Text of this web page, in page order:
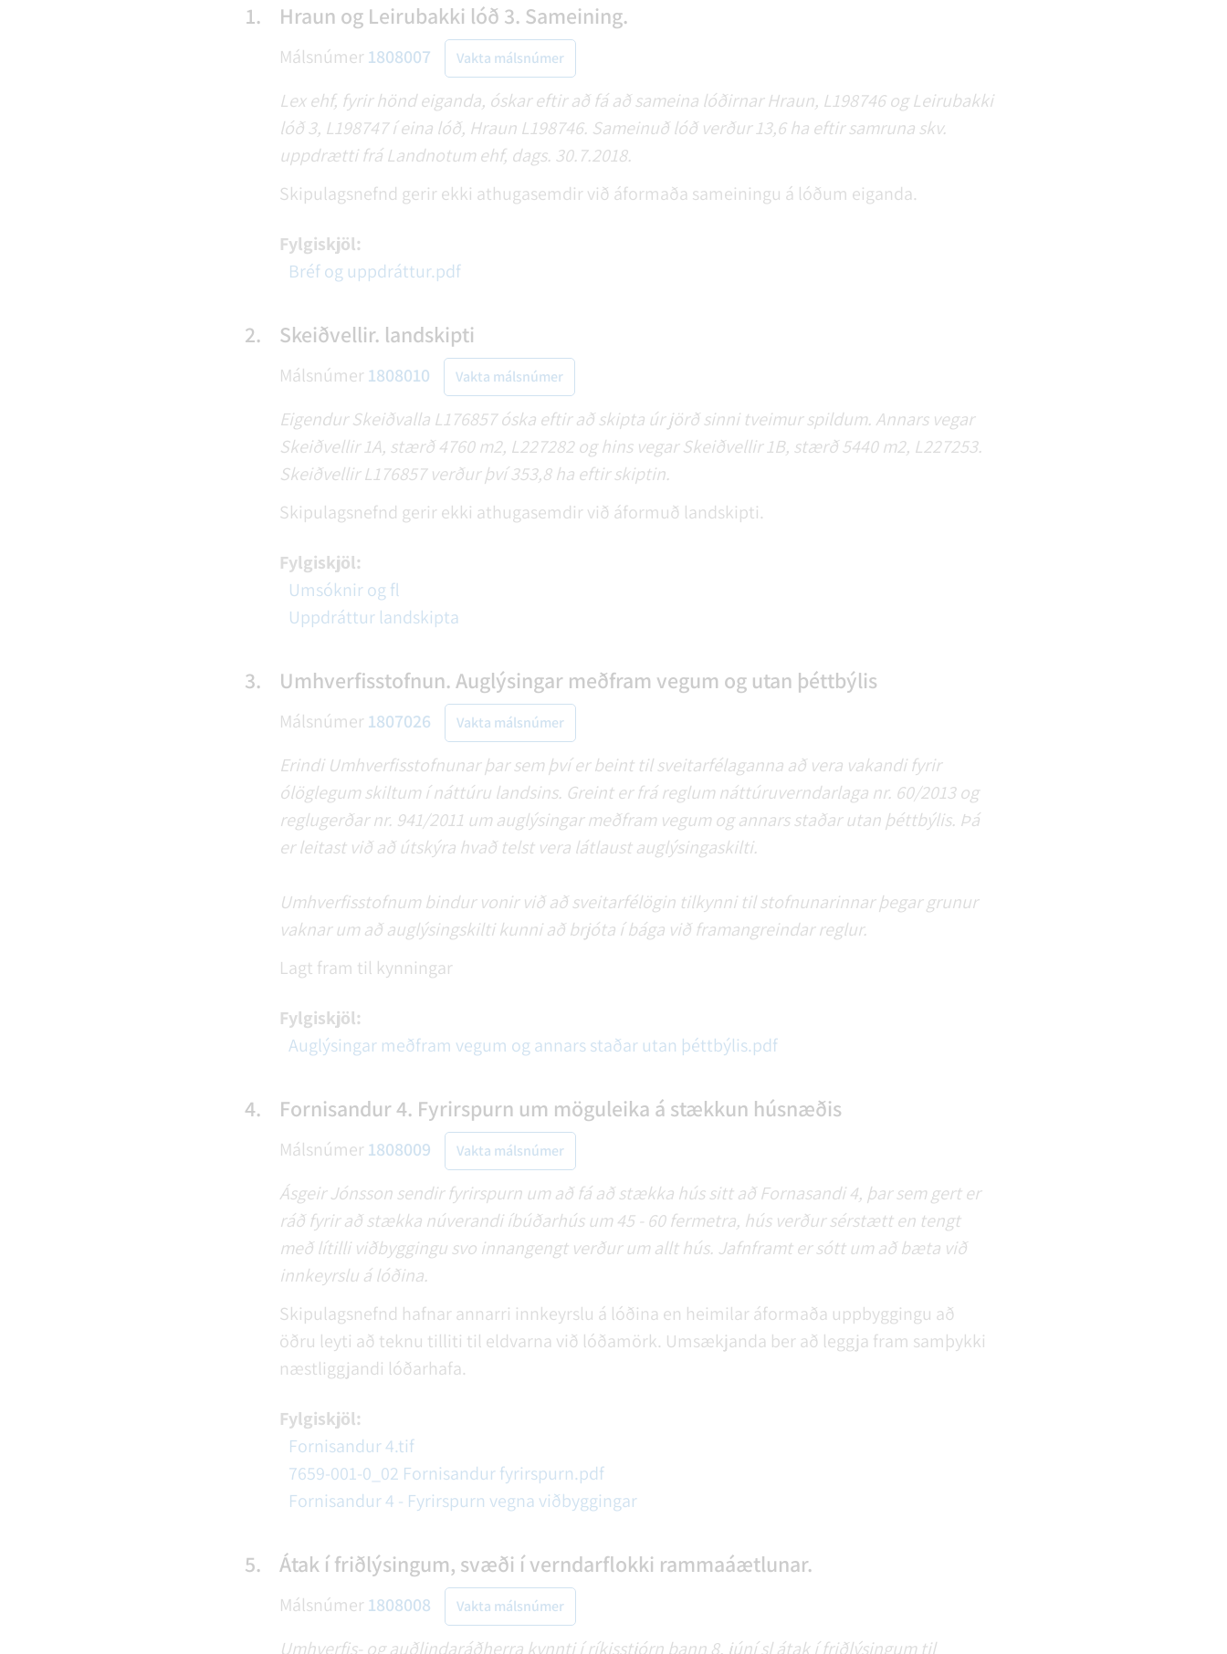
1. Hraun og Leirubakki lóð 3. Sameining.
Málsnúmer1808007 Vakta málsnúmer
Lex ehf, fyrir hönd eiganda, óskar eftir að fá að sameina lóðirnar Hraun, L198746 og Leirubakki
lóð 3, L198747 í eina lóð, Hraun L198746. Sameinuð lóð verður 13,6 ha eftir samruna skv.
uppdrætti frá Landnotum ehf, dags. 30.7.2018.
Skipulagsnefnd gerir ekki athugasemdir við áformaða sameiningu á lóðum eiganda.
Fylgiskjöl:
Bréf og uppdráttur.pdf
2. Skeiðvellir. landskipti
Málsnúmer1808010 Vakta málsnúmer
Eigendur Skeiðvalla L176857 óska eftir að skipta úr jörð sinni tveimur spildum. Annars vegar
Skeiðvellir 1A, stærð 4760 m2, L227282 og hins vegar Skeiðvellir 1B, stærð 5440 m2, L227253.
Skeiðvellir L176857 verður því 353,8 ha eftir skiptin.
Skipulagsnefnd gerir ekki athugasemdir við áformuð landskipti.
Fylgiskjöl:
Umsóknir og fl
Uppdráttur landskipta
3. Umhverfisstofnun. Auglýsingar meðfram vegum og utan þéttbýlis
Málsnúmer1807026 Vakta málsnúmer
Erindi Umhverfisstofnunar þar sem því er beint til sveitarfélaganna að vera vakandi fyrir
ólöglegum skiltum í náttúru landsins. Greint er frá reglum náttúruverndarlaga nr. 60/2013 og
reglugerðar nr. 941/2011 um auglýsingar meðfram vegum og annars staðar utan þéttbýlis. Þá
er leitast við að útskýra hvað telst vera látlaust auglýsingaskilti.
Umhverfisstofnum bindur vonir við að sveitarfélögin tilkynni til stofnunarinnar þegar grunur
vaknar um að auglýsingskilti kunni að brjóta í bága við framangreindar reglur.
Lagt fram til kynningar
Fylgiskjöl:
Auglýsingar meðfram vegum og annars staðar utan þéttbýlis.pdf
4. Fornisandur 4. Fyrirspurn um möguleika á stækkun húsnæðis
Málsnúmer1808009 Vakta málsnúmer
Ásgeir Jónsson sendir fyrirspurn um að fá að stækka hús sitt að Fornasandi 4, þar sem gert er
ráð fyrir að stækka núverandi íbúðarhús um 45 - 60 fermetra, hús verður sérstætt en tengt
með lítilli viðbyggingu svo innangengt verður um allt hús. Jafnframt er sótt um að bæta við
innkeyrslu á lóðina.
Skipulagsnefnd hafnar annarri innkeyrslu á lóðina en heimilar áformaða uppbyggingu að
öðru leyti að teknu tilliti til eldvarna við lóðamörk. Umsækjanda ber að leggja fram samþykki
næstliggjandi lóðarhafa.
Fylgiskjöl:
Fornisandur 4.tif
7659-001-0_02 Fornisandur fyrirspurn.pdf
Fornisandur 4 - Fyrirspurn vegna viðbyggingar
5. Átak í friðlýsingum, svæði í verndarflokki rammaáætlunar.
Málsnúmer1808008 Vakta málsnúmer
Umhverfis- og auðlindaráðherra kynnti í ríkisstjórn þann 8. júní sl átak í friðlýsingum til